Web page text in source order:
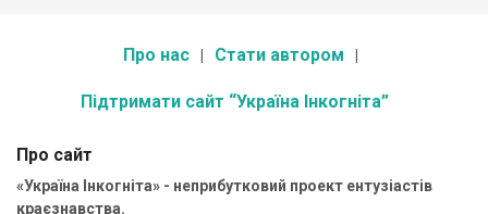
Про нас Стати автором
Підтримати сайт “Україна Інкогніта”
Про сайт
«Україна Інкогніта» - неприбутковий проект ентузіастів
краєзнавства.